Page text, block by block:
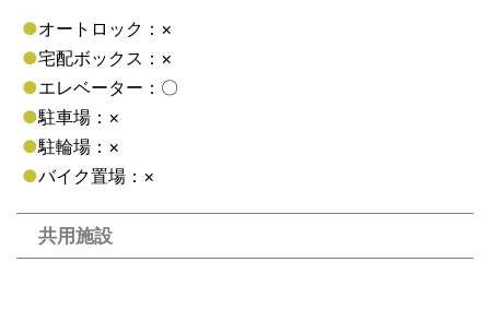
●オートロック：×
●宅配ボックス：×
●エレベーター：〇
●駐車場：×
●駐輪場：×
●バイク置場：×
共用施設